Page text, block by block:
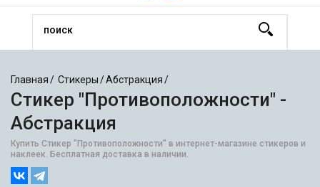
Главная Стикеры Абстракция
Стикер "Противоположности" -
Абстракция
Купить Стикер "Противоположности" в интернет-магазине стикеров и
наклеек. Бесплатная доставка в наличии.